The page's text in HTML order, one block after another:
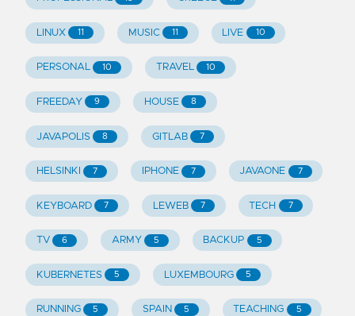
LINUX 11 MUSIC 11 LIVE 10
PERSONAL 10 TRAVEL 10
FREEDAY 9 HOUSE 8
JAVAPOLIS 8 GITLAB 7
HELSINKI 7 IPHONE 7 JAVAONE 7
KEYBOARD 7 LEWEB 7 TECH 7
TV 6 ARMY 5 BACKUP 5
KUBERNETES 5 LUXEMBOURG 5
RUNNING 5 SPAIN 5 TEACHING 5